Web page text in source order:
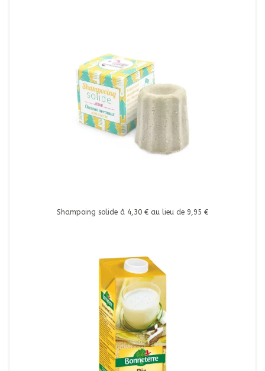
Shampoing solide à 4,30 € au lieu de 9,95 €